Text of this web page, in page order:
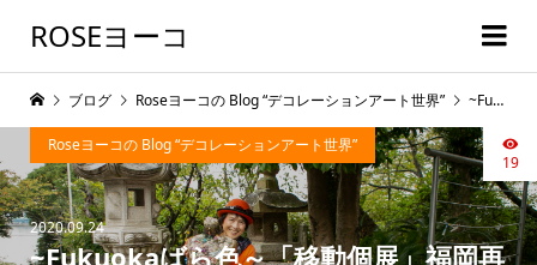
ROSEヨーコ
2020.09.24
~Fukuokaばら色～「移動個展」福岡再
Roseヨーコの Blog “デコレーションアート世界”
19
ブログ Roseヨーコの Blog “デコレーションアート世界” ~Fukuokaばら色～「移動個展」福岡再発見！”名島城”のこと★漠然としか～（汗）